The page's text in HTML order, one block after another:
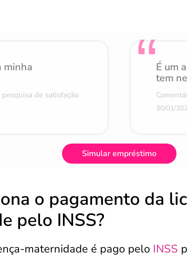
minha
pesquisa de satisfação
É um
tem
30/01/
Simular empréstimo
o pagamento da
pelo INSS?
maternidade é pago pelo INSS